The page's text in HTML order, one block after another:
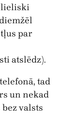
lieliski
par
atslēdz).
tad
un nekad
valsts